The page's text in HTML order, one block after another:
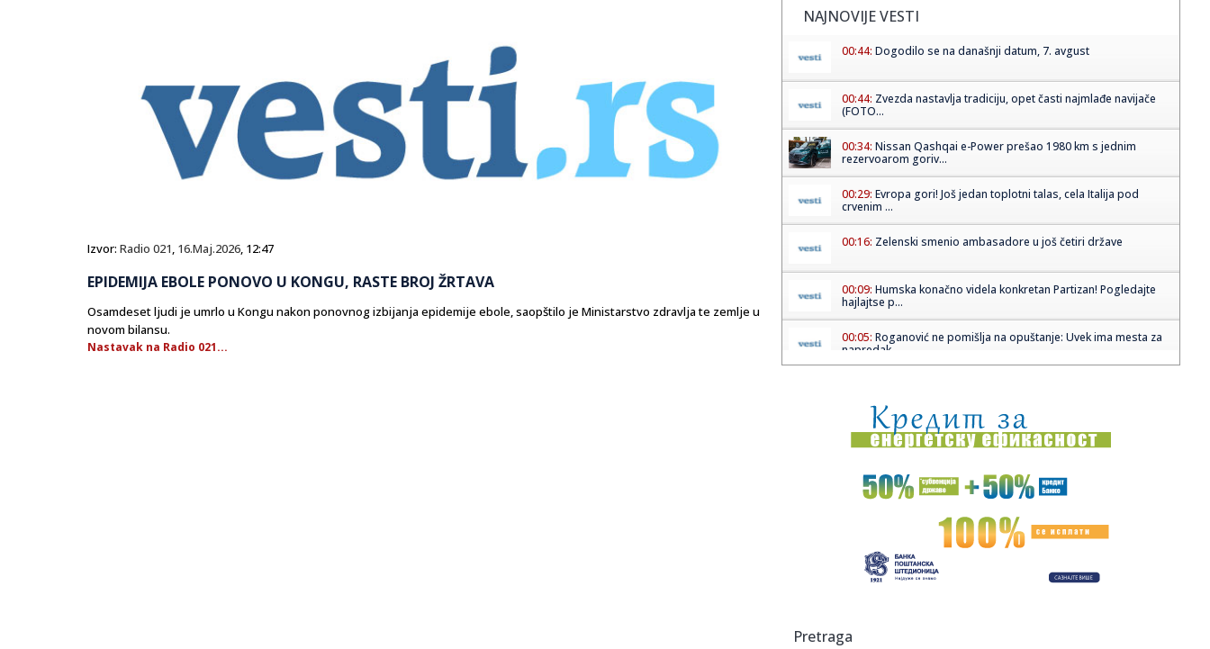
Izvor: Radio 021, 16.Maj.2026, 12:47
EPIDEMIJA EBOLE PONOVO U KONGU, RASTE BROJ ŽRTAVA
Osamdeset ljudi je umrlo u Kongu nakon ponovnog izbijanja epidemije ebole, saopštilo je Ministarstvo zdravlja te zemlje u
novom bilansu.
Nastavak na Radio 021...
NAJNOVIJE VESTI
00:44: Dogodilo se na današnji datum, 7. avgust
00:44: Zvezda nastavlja tradiciju, opet časti najmlađe navijače
(FOTO...
00:34: Nissan Qashqai e-Power prešao 1980 km s jednim
rezervoarom goriv...
00:29: Evropa gori! Još jedan toplotni talas, cela Italija pod
crvenim ...
00:16: Zelenski smenio ambasadore u još četiri države
00:09: Humska konačno videla konkretan Partizan! Pogledajte
hajlajtse p...
00:05: Roganović ne pomišlja na opuštanje: Uvek ima mesta za
napredak...
00:01:Na današnji dan, 7. avgust
23:59:U predgrađu Damaska podignut autobus u vazduh, dve
osobe poginul...
ROMAŠČENKO POSLE POTOPA U HUMSKOJ: Jedna stvar
23:54:Aleksić: "Nemamo čega da se plašimo u Kazahstanu"
Pretraga